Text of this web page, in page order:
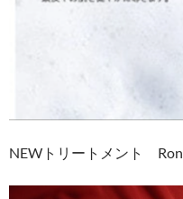
NEWトリートメント Ron